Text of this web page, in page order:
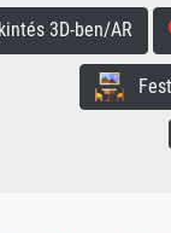
3D-ben/AR